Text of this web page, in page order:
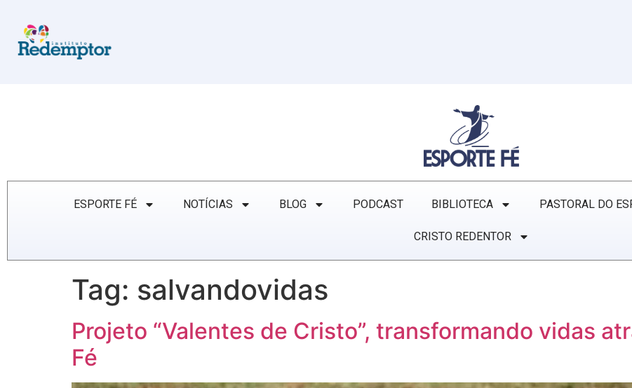
ESPORTE FÉ NOTÍCIAS BLOG PODCAST BIBLIOTECA PASTORAL DO
CRISTO REDENTOR
Tag: salvandovidas
Projeto “Valentes de Cristo”, transformando vidas
Fé